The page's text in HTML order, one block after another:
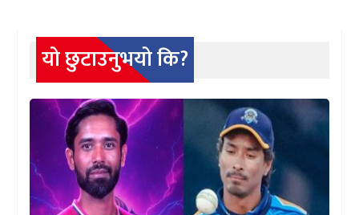
यो छुटाउनुभयो कि?